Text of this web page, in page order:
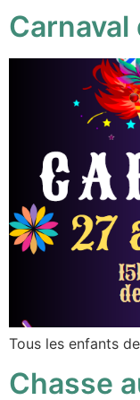
Carnaval
Tous les enfants
Chasse